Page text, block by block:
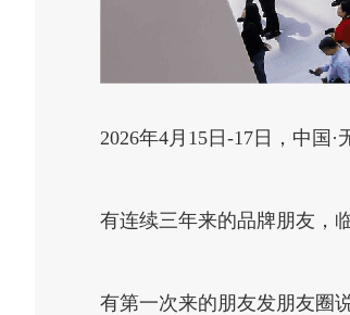
2026年4月15日-17日，中国
有连续三年来的品牌朋友，
有第一次来的朋友发朋友圈